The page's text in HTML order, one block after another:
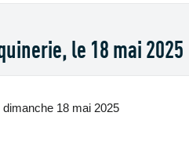
le 18 mai 2025
dimanche 18 mai 2025